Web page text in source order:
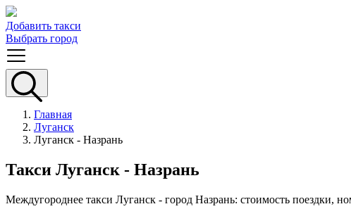
Добавить такси
Выбрать город
Главная
Луганск
Луганск - Назрань
Такси Луганск - Назрань
Междугороднее такси Луганск - город Назрань: стоимость поездки,